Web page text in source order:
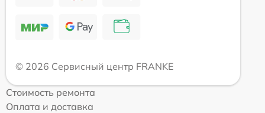
© 2026 Сервисный центр FRANKE
Стоимость ремонта
Оплата и доставка